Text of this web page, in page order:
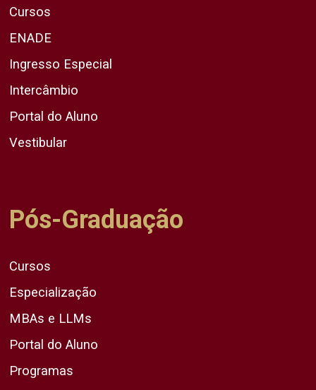
Cursos
ENADE
Ingresso Especial
Intercâmbio
Portal do Aluno
Vestibular
Pós-Graduação
Cursos
Especialização
MBAs e LLMs
Portal do Aluno
Programas